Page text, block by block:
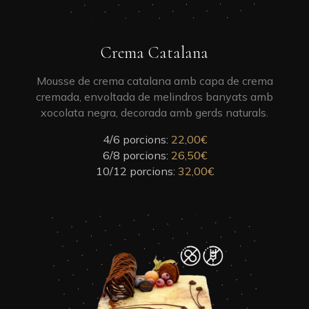
the
page
This
product
has
multiple
variants.
options
may
be
product
page
Crema Catalana
Mousse de crema catalana amb capa de crema
cremada, envoltada de melindros banyats amb
xocolata negra, decorada amb gerds naturals.
4/6 porcions: 22,00€
6/8 porcions: 26,50€
10/12 porcions: 32,00€
This
product
has
multiple
variants.
The